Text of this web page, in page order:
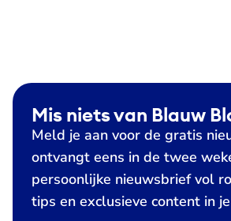
Mis niets van Blauw
Meld je aan voor de gratis
ontvangt eens in de twee
persoonlijke nieuwsbrief vol
tips en exclusieve content in